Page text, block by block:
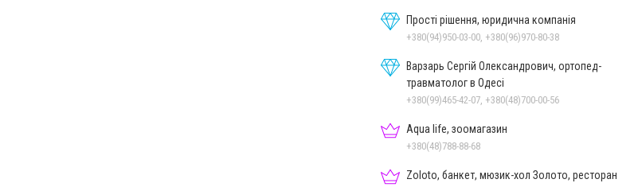
Прості рішення, юридична компанія
+380(94)950-03-00, +380(96)970-80-38
Варзарь Сергій Олександрович, ортопед-
травматолог в Одесі
+380(99)465-42-07, +380(48)700-00-56
Aqua life, зоомагазин
+380(48)788-88-68
Zoloto, банкет, мюзик-хол Золото, ресторан